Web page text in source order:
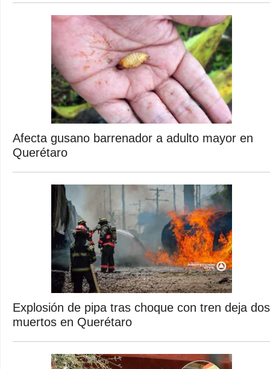
Afecta gusano barrenador a adulto mayor en
Querétaro
Explosión de pipa tras choque con tren deja dos
muertos en Querétaro